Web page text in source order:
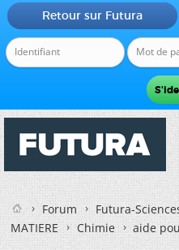
Retour sur Futura
Forum
Futura-
MATIERE
Chimie aide